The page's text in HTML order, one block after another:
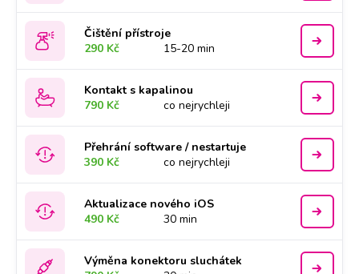
Čištění přístroje
290 Kč
15-20 min
Kontakt s kapalinou
790 Kč
co nejrychleji
Přehrání software / nestartuje
390 Kč
co nejrychleji
Aktualizace nového iOS
490 Kč
30 min
Výměna konektoru sluchátek